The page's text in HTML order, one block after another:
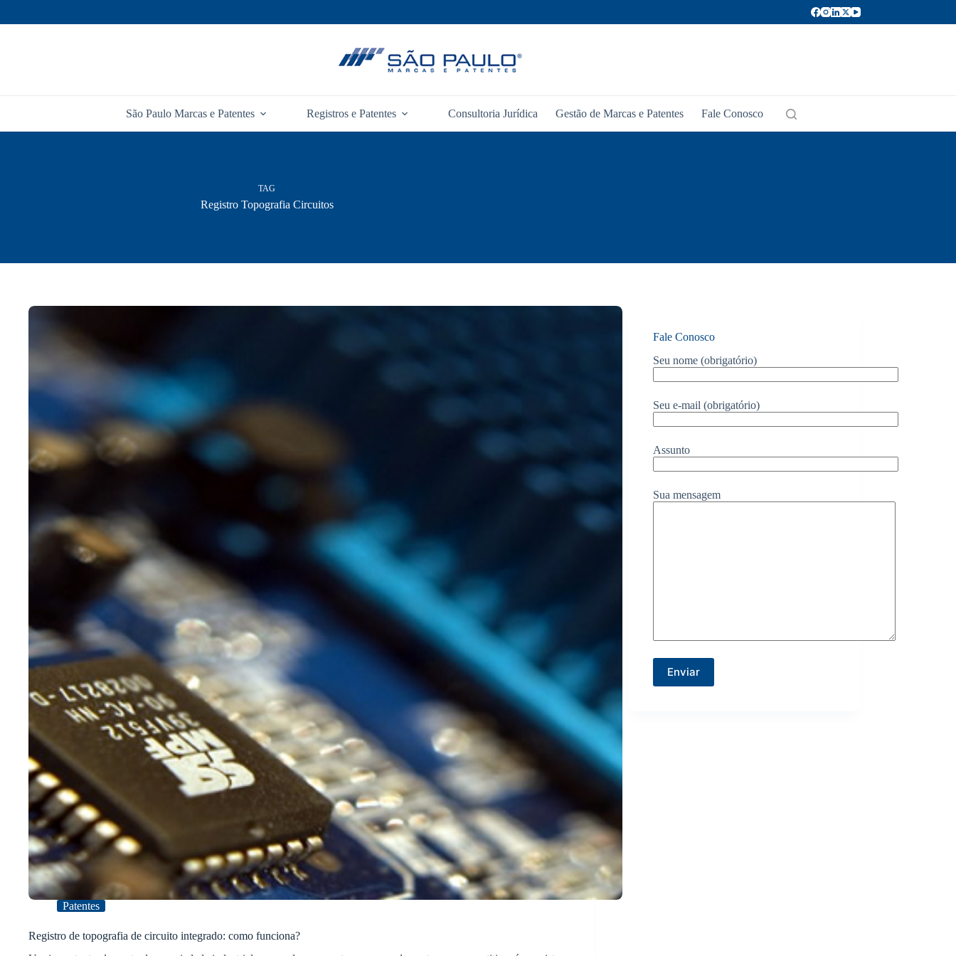
São Paulo Marcas e Patentes Registros e Patentes Consultoria Jurídica Gestão de Marcas e Patentes Fale Conosco
TAG
Registro Topografia Circuitos
Patentes
Registro de topografia de circuito integrado: como funciona?
Fale Conosco
Seu nome (obrigatório)
Seu e-mail (obrigatório)
Assunto
Sua mensagem